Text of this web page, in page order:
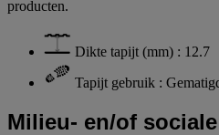
producten.
Dikte tapijt (mm) : 12.7
Tapijt gebruik :
Milieu- en/of